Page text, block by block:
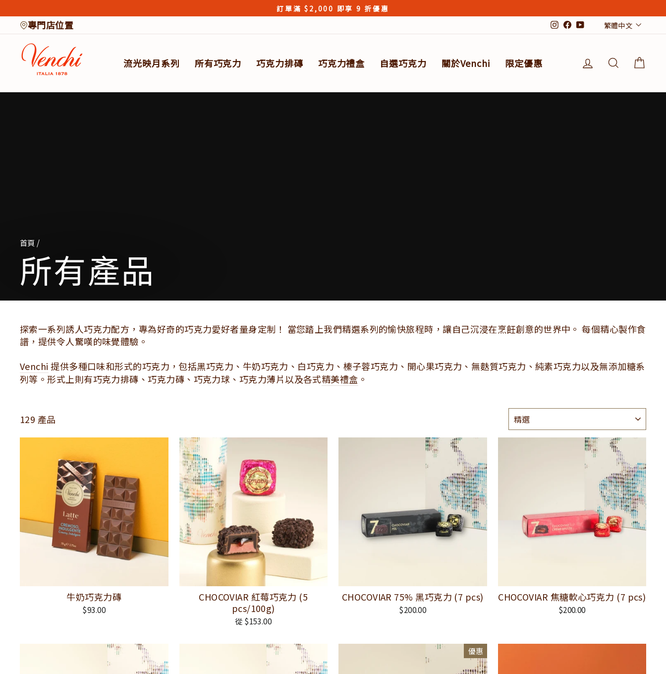
to
content
slideshow
訂單滿 $2,000 即享 9 折優惠
專門店位置
Instagram
Facebook
YouTube繁體中文
流光映月系列​ 所有巧克力 巧克力排磚 巧克力禮盒 自選巧克力 關於Venchi 限定優惠 登入 搜索結果
首頁 /
所有產品
探索一系列誘人巧克力配方，專為好奇的巧克力愛好者量身定制！ 當您踏上我們精選系列的愉快旅程時，讓自己沉浸在烹飪創意的世界中。 每個精心製作食
譜，提供令人驚嘆的味覺體驗。
Venchi 提供多種口味和形式的巧克力，包括黑巧克力、牛奶巧克力、白巧克力、榛子蓉巧克力、開心果巧克力、無麩質巧克力、純素巧克力以及無添加糖系
列等。形式上則有巧克力排磚、巧克力磚、巧克力球、巧克力薄片以及各式精美禮盒 。
129 產品
類
牛奶巧克力磚
$93.00
CHOCOVIAR 紅莓巧克力 (5
pcs/100g)
從 $153.00
CHOCOVIAR 75% 黑巧克力 (7 pcs)
$200.00
CHOCOVIAR 焦糖軟心巧克力 (7 pcs)
$200.00
優惠